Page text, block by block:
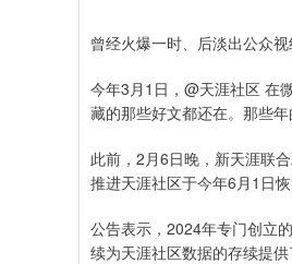
曾经火爆一时、后淡出公众
今年3月1日，@天涯社区 在
藏的那些好文都还在。那些
此前，2月6日晚，新天涯联
推进天涯社区于今年6月1日恢
公告表示，2024年专门创立
续为天涯社区数据的存续提供